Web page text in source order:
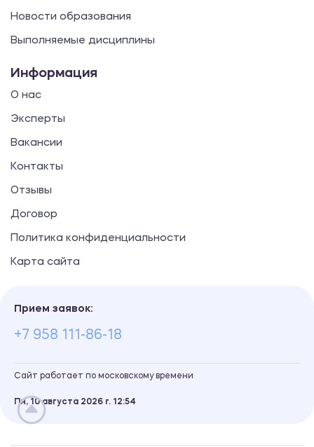
Новости образования
Выполняемые дисциплины
Информация
О нас
Эксперты
Вакансии
Контакты
Отзывы
Договор
Политика конфиденциальности
Карта сайта
Прием заявок:
+7 958 111-86-18
Сайт работает по московскому времени
Пн, 10 августа 2026 г. 12:54